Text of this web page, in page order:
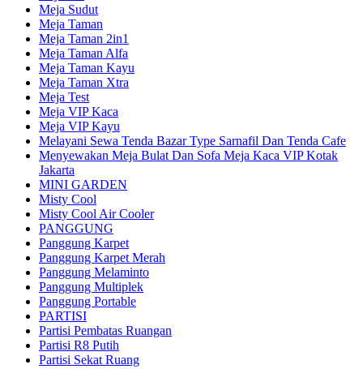
Meja Sudut
Meja Taman
Meja Taman 2in1
Meja Taman Alfa
Meja Taman Kayu
Meja Taman Xtra
Meja Test
Meja VIP Kaca
Meja VIP Kayu
Melayani Sewa Tenda Bazar Type Sarnafil Dan Tenda Cafe
Menyewakan Meja Bulat Dan Sofa Meja Kaca VIP Kotak
Jakarta
MINI GARDEN
Misty Cool
Misty Cool Air Cooler
PANGGUNG
Panggung Karpet
Panggung Karpet Merah
Panggung Melaminto
Panggung Multiplek
Panggung Portable
PARTISI
Partisi Pembatas Ruangan
Partisi R8 Putih
Partisi Sekat Ruang